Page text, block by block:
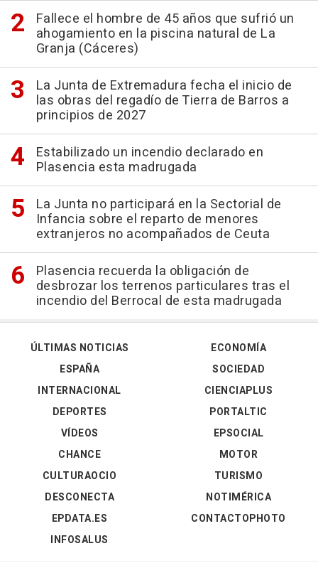
Fallece el hombre de 45 años que sufrió un
ahogamiento en la piscina natural de La
Granja (Cáceres)
La Junta de Extremadura fecha el inicio de
las obras del regadío de Tierra de Barros a
principios de 2027
Estabilizado un incendio declarado en
Plasencia esta madrugada
La Junta no participará en la Sectorial de
Infancia sobre el reparto de menores
extranjeros no acompañados de Ceuta
Plasencia recuerda la obligación de
desbrozar los terrenos particulares tras el
incendio del Berrocal de esta madrugada
ÚLTIMAS NOTICIAS
ESPAÑA
INTERNACIONAL
DEPORTES
VÍDEOS
ECONOMÍA
SOCIEDAD
CIENCIAPLUS
PORTALTIC
EPSOCIAL
CHANCE
CULTURAOCIO
DESCONECTA
EPDATA.ES
INFOSALUS
MOTOR
TURISMO
NOTIMÉRICA
CONTACTOPHOTO